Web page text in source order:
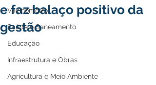
Vacinômetro
Saúde e Saneamento
Educação
Infraestrutura e Obras
Agricultura e Meio Ambiente
e faz balaço positivo da
gestão